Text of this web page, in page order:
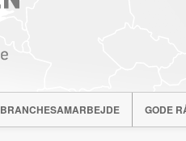
BRANCHESAMARBEJDE GODE